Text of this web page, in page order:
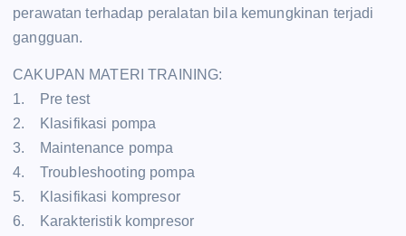
perawatan terhadap peralatan bila kemungkinan terjadi
gangguan.
CAKUPAN MATERI TRAINING:
1. Pre test
2. Klasifikasi pompa
3. Maintenance pompa
4. Troubleshooting pompa
5. Klasifikasi kompresor
6. Karakteristik kompresor